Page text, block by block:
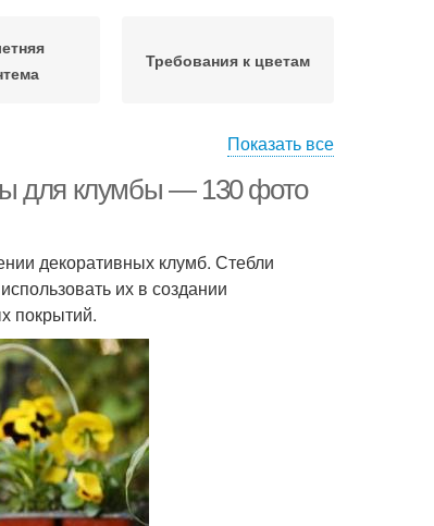
Требования к цветам
Показать все
для клумбы — 130 фото
декоративных клумб. Стебли
их в создании
покрытий.